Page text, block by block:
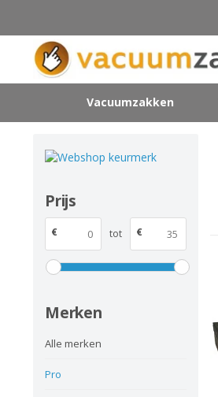
Vacuumzakken
Prijs
€ tot €
Merken
Alle merken
Pro